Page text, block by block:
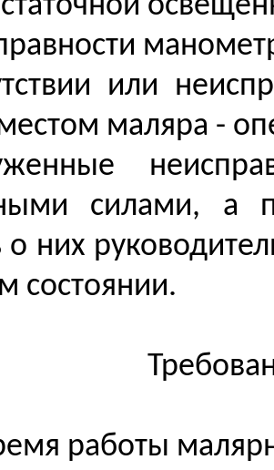
или
маляра -
силами, а
них
состоянии.
работы